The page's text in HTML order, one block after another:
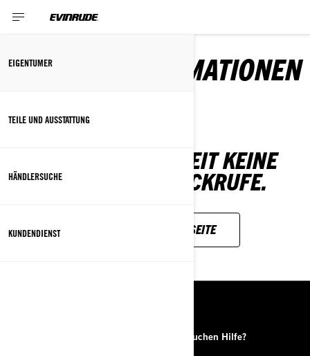
EIGENTUMER
TEILE UND AUSSTATTUNG
HÄNDLERSUCHE
KUNDENDIENST
RÜCKRUFINFORMATIONEN
WIR HABEN DERZEIT KEINE
SICHERHEITSRÜCKRUFE.
ZURÜCK ZUR STARTSEITE
Sie brauchen Hilfe?